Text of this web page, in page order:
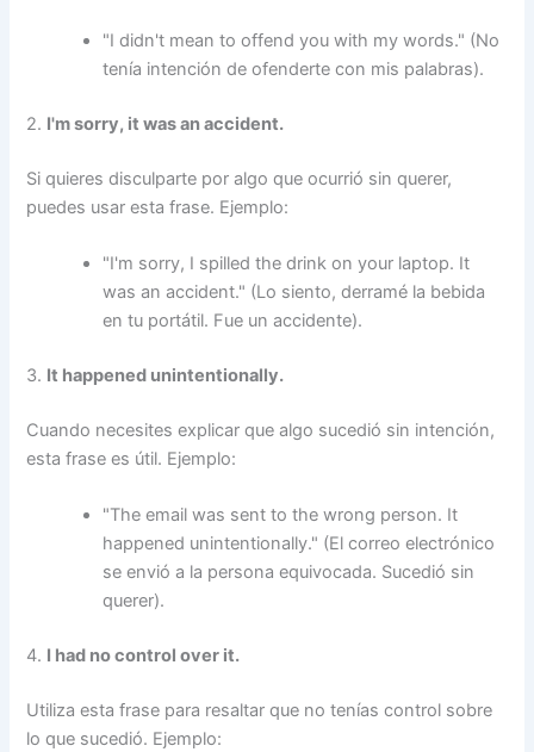
"I didn't mean to offend you with my words." (No
tenía intención de ofenderte con mis palabras).
2. I'm sorry, it was an accident.
Si quieres disculparte por algo que ocurrió sin querer,
puedes usar esta frase. Ejemplo:
"I'm sorry, I spilled the drink on your laptop. It
was an accident." (Lo siento, derramé la bebida
en tu portátil. Fue un accidente).
3. It happened unintentionally.
Cuando necesites explicar que algo sucedió sin intención,
esta frase es útil. Ejemplo:
"The email was sent to the wrong person. It
happened unintentionally." (El correo electrónico
se envió a la persona equivocada. Sucedió sin
querer).
4. I had no control over it.
Utiliza esta frase para resaltar que no tenías control sobre
lo que sucedió. Ejemplo: